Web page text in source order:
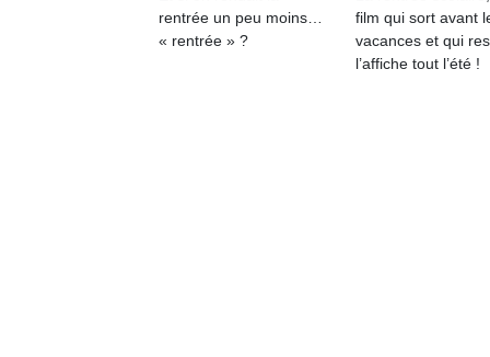
rentrée un peu moins…
« rentrée » ?
film qui sort avant
vacances et qui
l’affiche tout l’été !